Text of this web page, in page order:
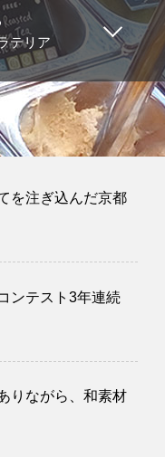
テリア
を注ぎ込んだ京都
ンテスト3年連続
りながら、和素材